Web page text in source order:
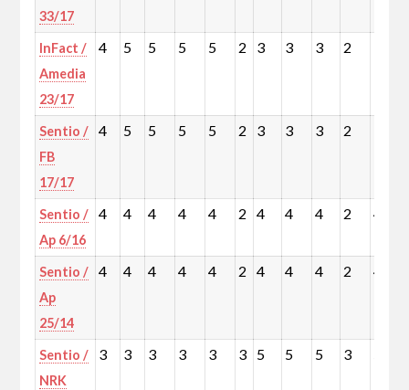
33/17
InFact /
Amedia
23/17
4 5 5 5 5 2 3 3 3 2
Sentio /
FB
17/17
4 5 5 5 5 2 3 3 3 2
Sentio /
Ap 6/16
4 4 4 4 4 2 4 4 4 2 4
Sentio /
Ap
25/14
4 4 4 4 4 2 4 4 4 2 4
Sentio /
NRK
3 3 3 3 3 3 5 5 5 3